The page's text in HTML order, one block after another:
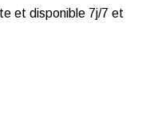
et disponible 7j/7 et